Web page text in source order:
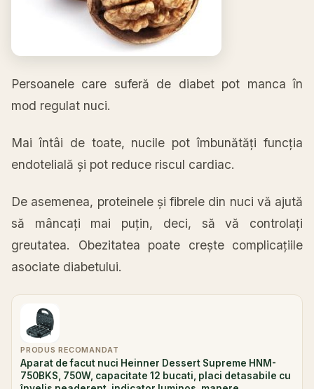
Persoanele care suferă de diabet pot manca în
mod regulat nuci.
Mai întâi de toate, nucile pot îmbunătăți funcția
endotelială și pot reduce riscul cardiac.
De asemenea, proteinele și fibrele din nuci vă ajută
să mâncați mai puțin, deci, să vă controlați
greutatea. Obezitatea poate crește complicațiile
asociate diabetului.
PRODUS RECOMANDAT
Aparat de facut nuci Heinner Dessert Supreme HNM-
750BKS, 750W, capacitate 12 bucati, placi detasabile cu